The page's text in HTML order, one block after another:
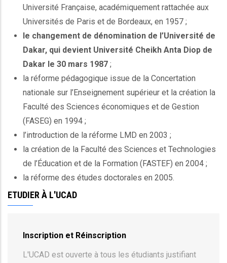
Université Française, académiquement rattachée aux
Universités de Paris et de Bordeaux, en 1957 ;
le changement de dénomination de l’Université de
Dakar, qui devient Université Cheikh Anta Diop de
Dakar le 30 mars 1987 ;
la réforme pédagogique issue de la Concertation
nationale sur l’Enseignement supérieur et la création la
Faculté des Sciences économiques et de Gestion
(FASEG) en 1994 ;
l’introduction de la réforme LMD en 2003 ;
la création de la Faculté des Sciences et Technologies
de l’Éducation et de la Formation (FASTEF) en 2004 ;
la réforme des études doctorales en 2005.
ETUDIER À L'UCAD
Inscription et Réinscription
L'UCAD est ouverte à tous les étudiants justifiant